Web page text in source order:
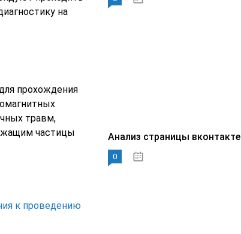
на
прохождения
травм,
частицы
к проведению
Анализ страницы вконтакте
0